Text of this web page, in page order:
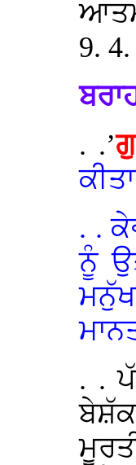
9.
. .’
. .
ਨੂੰ
. .